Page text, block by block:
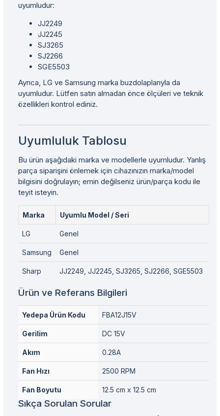
uyumludur:
JJ2249
JJ2245
SJ3265
SJ2266
SGE5503
Ayrıca, LG ve Samsung marka buzdolaplarıyla da
uyumludur. Lütfen satın almadan önce ölçüleri ve teknik
özellikleri kontrol ediniz.
Uyumluluk Tablosu
Bu ürün aşağıdaki marka ve modellerle uyumludur. Yanlış
parça siparişini önlemek için cihazınızın marka/model
bilgisini doğrulayın; emin değilseniz ürün/parça kodu ile
teyit isteyin.
Marka Uyumlu Model / Seri
LG Genel
Samsung Genel
Sharp JJ2249, JJ2245, SJ3265, SJ2266, SGE5503
Ürün ve Referans Bilgileri
Yedepa Ürün Kodu FBA12J15V
Gerilim DC 15V
Akım 0.28A
Fan Hızı 2500 RPM
Fan Boyutu 12.5 cm x 12.5 cm
Sıkça Sorulan Sorular